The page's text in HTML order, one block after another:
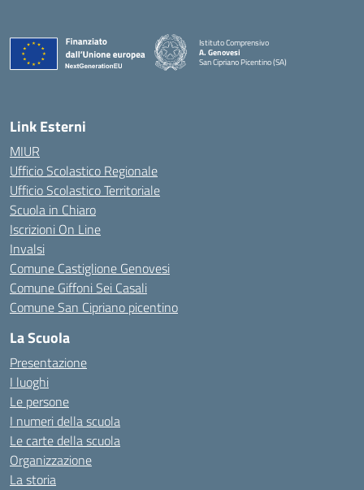
Istituto Comprensivo
A. Genovesi
San Cipriano Picentino (SA)
— Visita la pagina iniziale della scuola
Link Esterni
MIUR
Ufficio Scolastico Regionale
Ufficio Scolastico Territoriale
Scuola in Chiaro
Iscrizioni On Line
Invalsi
Comune Castiglione Genovesi
Comune Giffoni Sei Casali
Comune San Cipriano picentino
La Scuola
Presentazione
I luoghi
Le persone
I numeri della scuola
Le carte della scuola
Organizzazione
La storia